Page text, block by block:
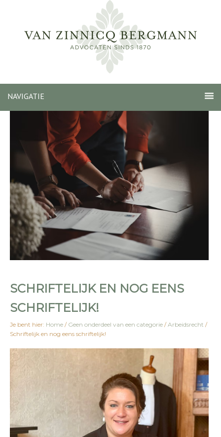
NAVIGATIE
SCHRIFTELIJK EN NOG EENS
SCHRIFTELIJK!
Je bent hier: Home / Geen onderdeel van een categorie / Arbeidsrecht /
Schriftelijk en nog eens schriftelijk!